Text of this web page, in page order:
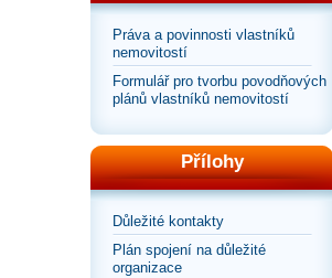
Práva a povinnosti vlastníků
nemovitostí
Formulář pro tvorbu povodňových
plánů vlastníků nemovitostí
Přílohy
Důležité kontakty
Plán spojení na důležité
organizace